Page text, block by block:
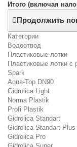
Итого (включая
Продолжить
Категории
Водоотвод
Пластиковые лотки
Пластиковые лотки с
Spark
Aqua-Top DN90
Gidrolica Light
Norma Plastik
Profi Plastik
Gidrolica Standart
Gidrolica Standart Plus
Gidrolica Pro